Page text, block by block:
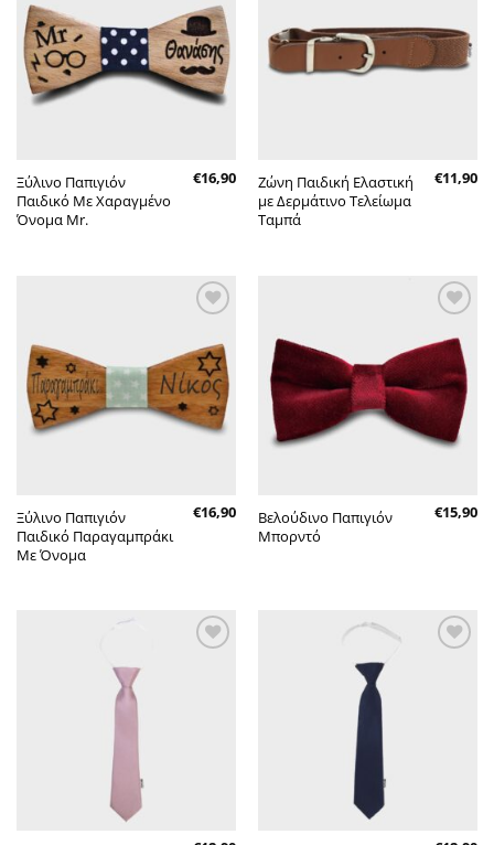
στην λίστα
επιθυμητών
Ξύλινο Παπιγιόν
Παιδικό Με Χαραγμένο
Όνομα Mr.
€16,90
επιθυμητών
Ζώνη Παιδική Ελαστική
με Δερμάτινο Τελείωμα
Ταμπά
€11,90
στην λίστα
επιθυμητών
Ξύλινο Παπιγιόν
Παιδικό Παραγαμπράκι
Με Όνομα
€16,90
στην λίστα
επιθυμητών
Βελούδινο Παπιγιόν
Μπορντό
€15,90